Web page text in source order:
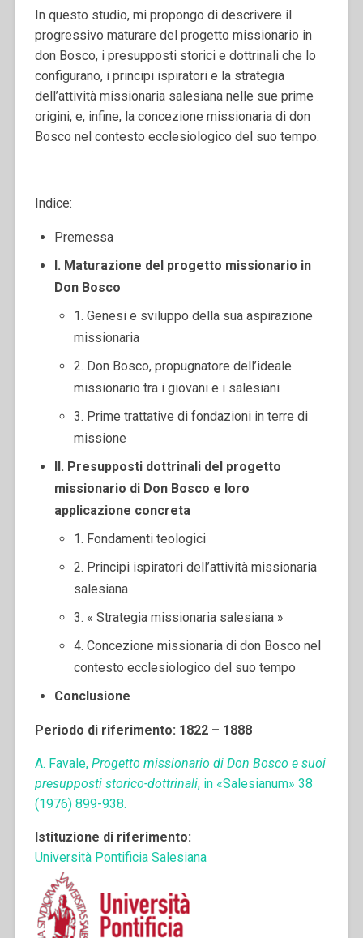
In questo studio, mi propongo di descrivere il
progressivo maturare del progetto missionario in
don Bosco, i presupposti storici e dottrinali che lo
configurano, i principi ispiratori e la strategia
dell’attività missionaria salesiana nelle sue prime
origini, e, infine, la concezione missionaria di don
Bosco nel contesto ecclesiologico del suo tempo.
Indice:
Premessa
I. Maturazione del progetto missionario in
Don Bosco
1. Genesi e sviluppo della sua aspirazione
missionaria
2. Don Bosco, propugnatore dell’ideale
missionario tra i giovani e i salesiani
3. Prime trattative di fondazioni in terre di
missione
II. Presupposti dottrinali del progetto
missionario di Don Bosco e loro
applicazione concreta
1. Fondamenti teologici
2. Principi ispiratori dell’attività missionaria
salesiana
3. « Strategia missionaria salesiana »
4. Concezione missionaria di don Bosco nel
contesto ecclesiologico del suo tempo
Conclusione
Periodo di riferimento: 1822 – 1888
A. Favale, Progetto missionario di Don Bosco e suoi
presupposti storico-dottrinali, in «Salesianum» 38
(1976) 899-938.
Istituzione di riferimento:
Università Pontificia Salesiana